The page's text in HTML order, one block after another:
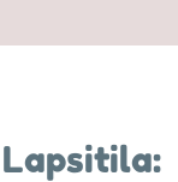
Lapsitila: